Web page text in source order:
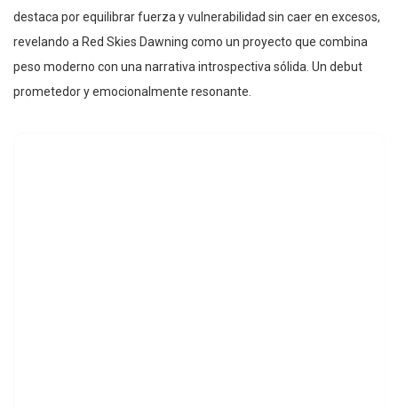
destaca por equilibrar fuerza y vulnerabilidad sin caer en excesos,
revelando a Red Skies Dawning como un proyecto que combina
peso moderno con una narrativa introspectiva sólida. Un debut
prometedor y emocionalmente resonante.